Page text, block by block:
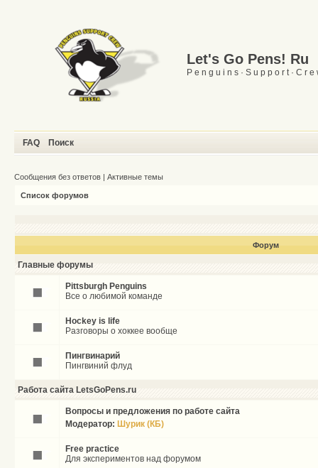
Let's Go Pens! Ru
P e n g u i n s · S u p p o r t · C r e
FAQ Поиск
Сообщения без ответов | Активные темы
Список форумов
Форум
Главные форумы
Pittsburgh Penguins
Все о любимой команде
Hockey is life
Разговоры о хоккее вообще
Пингвинарий
Пингвиний флуд
Работа сайта LetsGoPens.ru
Вопросы и предложения по работе сайта
Модератор: Шурик (КБ)
Free practice
Для экспериментов над форумом